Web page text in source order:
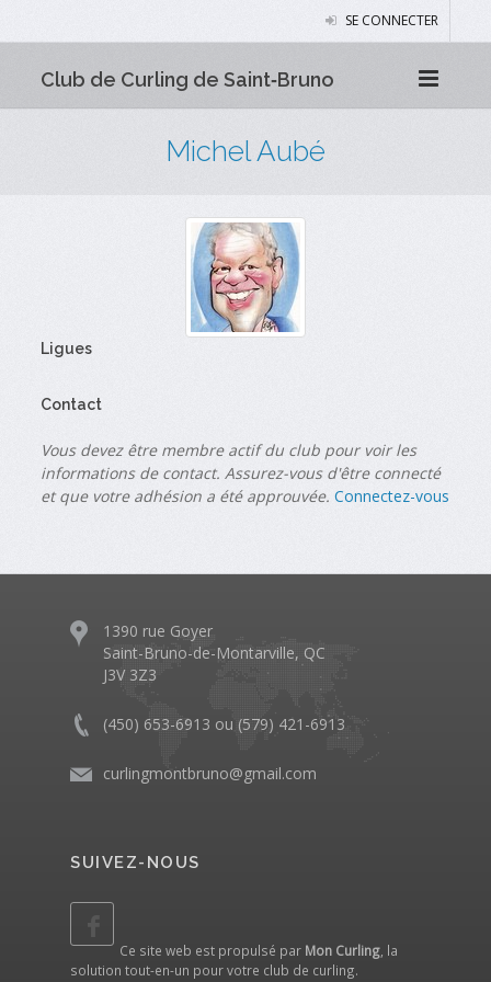
SE CONNECTER
Club de Curling de Saint‑Bruno
Michel Aubé
Ligues
Contact
Vous devez être membre actif du club pour voir les
informations de contact. Assurez-vous d'être connecté
et que votre adhésion a été approuvée. Connectez-vous
1390 rue Goyer
Saint-Bruno-de-Montarville, QC
J3V 3Z3
(450) 653-6913 ou (579) 421-6913
curlingmontbruno@gmail.com
SUIVEZ-NOUS
Ce site web est propulsé par Mon Curling , la
solution tout-en-un pour votre club de curling.